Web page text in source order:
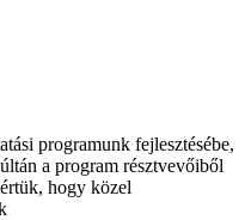
programunk fejlesztésébe,
a program résztvevőiből
hogy közel